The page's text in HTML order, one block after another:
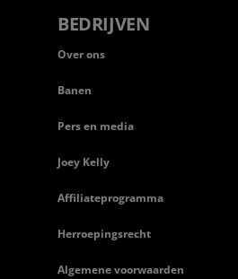
BEDRIJVEN
Over ons
Banen
Pers en media
Joey Kelly
Affiliateprogramma
Herroepingsrecht
Algemene voorwaarden